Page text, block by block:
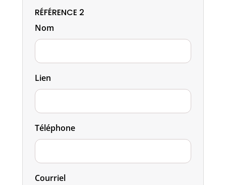
RÉFÉRENCE 2
Nom
Lien
Téléphone
Courriel